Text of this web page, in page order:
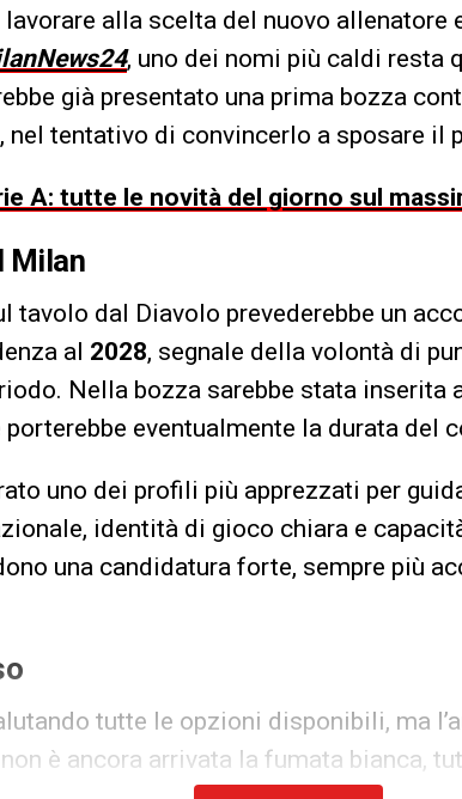
alla scelta del nuovo allenatore
, uno dei nomi più caldi resta
già presentato una prima bozza
nel tentativo di convincerlo a sposare il
A: tutte le novità del giorno sul
Milan
tavolo dal Diavolo prevederebbe un
al 2028, segnale della volontà di
Nella bozza sarebbe stata inserita
porterebbe eventualmente la durata del
uno dei profili più apprezzati per
identità di gioco chiara e
una candidatura forte, sempre più
tutte le opzioni disponibili, ma
è ancora arrivata la fumata bianca,